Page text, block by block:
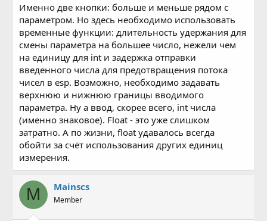
Именно две кнопки: больше и меньше рядом с
параметром. Но здесь необходимо использовать
временные функции: длительность удержания для
смены параметра на большее число, нежели чем
на единицу для int и задержка отправки
введенного числа для предотвращения потока
чисел в esp. Возможно, необходимо задавать
верхнюю и нижнюю границы вводимого
параметра. Ну а ввод, скорее всего, int числа
(именно знаковое). Float - это уже слишком
затратно. А по жизни, float удавалось всегда
обойти за счёт использования других единиц
измерения.
M Mainscs
Member